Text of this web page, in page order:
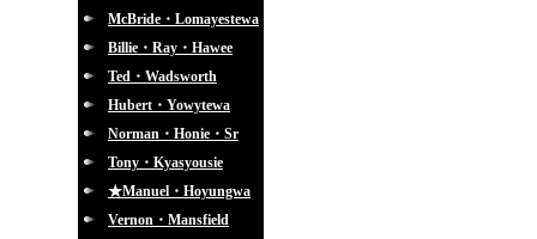
McBride・Lomayestewa
Billie・Ray・Hawee
Ted・Wadsworth
Hubert・Yowytewa
Norman・Honie・Sr
Tony・Kyasyousie
★Manuel・Hoyungwa
Vernon・Mansfield